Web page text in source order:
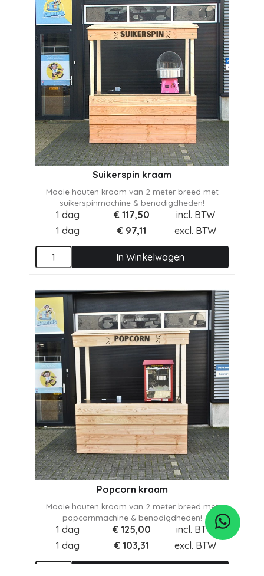
Suikerspin kraam
Mooie houten kraam van 2 meter breed met
suikerspinmachine & benodigdheden!
1 dag € 117,50
incl. BTW
1 dag
€ 97,11 excl. BTW
In Winkelwagen
Popcorn kraam
Mooie houten kraam van 2 meter breed met
popcornmachine & benodigdheden!
1 dag € 125,00
incl. BTW
1 dag
€ 103,31 excl. BTW